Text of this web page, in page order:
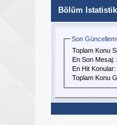
Bölüm
Son
Toplam Konu
En Son Mesaj:
En Hit Konular:
Toplam Konu